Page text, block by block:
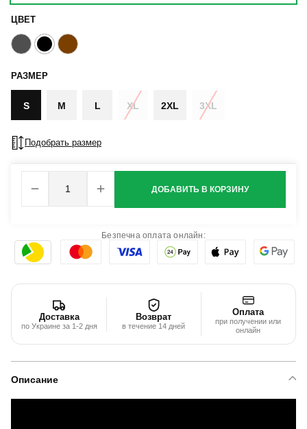
ЦВЕТ
РАЗМЕР
S M L XL 2XL 3XL
Подобрать размер
ДОБАВИТЬ В КОРЗИНУ
Безпечна оплата онлайн:
Доставка
по Украине за 1-2 дня
Возврат
в течение 14 дней
Оплата
при получении или
онлайн
Описание